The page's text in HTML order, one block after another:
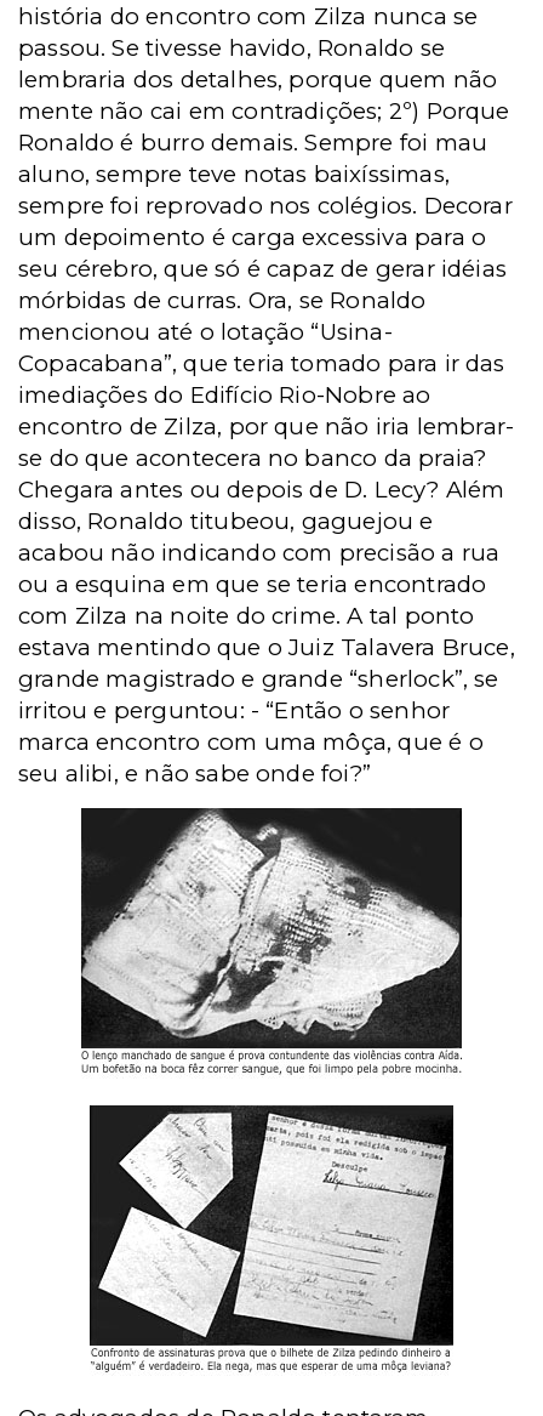
história do encontro com Zilza nunca se
passou. Se tivesse havido, Ronaldo se
lembraria dos detalhes, porque quem não
mente não cai em contradições; 2º) Porque
Ronaldo é burro demais. Sempre foi mau
aluno, sempre teve notas baixíssimas,
sempre foi reprovado nos colégios. Decorar
um depoimento é carga excessiva para o
seu cérebro, que só é capaz de gerar idéias
mórbidas de curras. Ora, se Ronaldo
mencionou até o lotação “Usina-
Copacabana”, que teria tomado para ir das
imediações do Edifício Rio-Nobre ao
encontro de Zilza, por que não iria lembrar-
se do que acontecera no banco da praia?
Chegara antes ou depois de D. Lecy? Além
disso, Ronaldo titubeou, gaguejou e
acabou não indicando com precisão a rua
ou a esquina em que se teria encontrado
com Zilza na noite do crime. A tal ponto
estava mentindo que o Juiz Talavera Bruce,
grande magistrado e grande “sherlock”, se
irritou e perguntou: - “Então o senhor
marca encontro com uma môça, que é o
seu alibi, e não sabe onde foi?”